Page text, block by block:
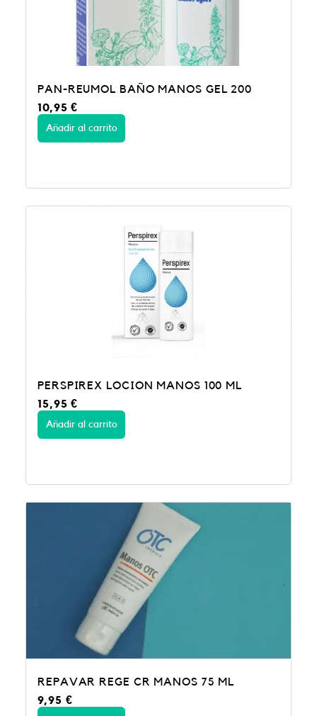
PAN-REUMOL BAÑO MANOS GEL 200
10,95€
Añadir al carrito
PERSPIREX LOCION MANOS 100 ML
15,95€
Añadir al carrito
REPAVAR REGE CR MANOS 75 ML
9,95 €